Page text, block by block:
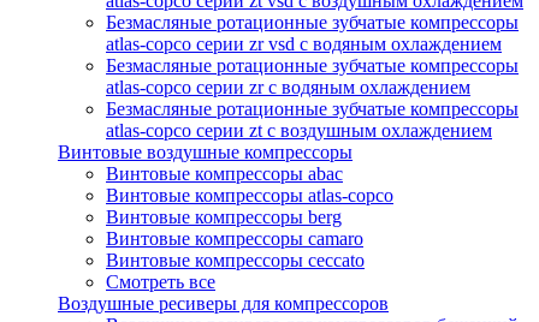
Безмасляные ротационные зубчатые компрессоры
atlas-copco серии zr vsd с водяным охлаждением
Безмасляные ротационные зубчатые компрессоры
atlas-copco серии zr с водяным охлаждением
Безмасляные ротационные зубчатые компрессоры
atlas-copco серии zt с воздушным охлаждением
Винтовые воздушные компрессоры
Винтовые компрессоры abac
Винтовые компрессоры atlas-copco
Винтовые компрессоры berg
Винтовые компрессоры camaro
Винтовые компрессоры ceccato
Смотреть все
Воздушные ресиверы для компрессоров